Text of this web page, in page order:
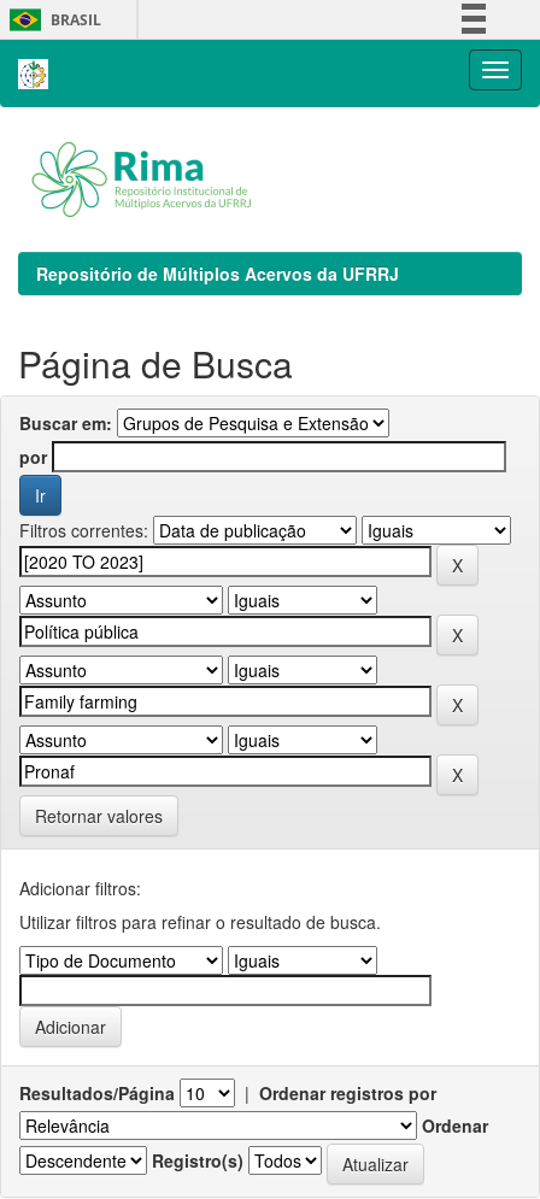
Skip
navigation
BRASIL
Repositório de Múltiplos Acervos da UFRRJ
Página de Busca
Buscar em:
por
Filtros correntes:
Retornar valores
Adicionar filtros:
Utilizar filtros para refinar o resultado de busca.
Resultados/Página | Ordenar registros por
Ordenar
Registro(s)